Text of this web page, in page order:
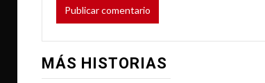
MÁS HISTORIAS